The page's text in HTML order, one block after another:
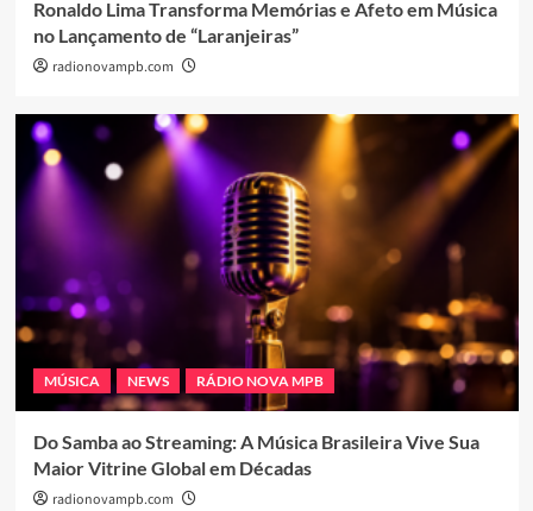
Ronaldo Lima Transforma Memórias e Afeto em Música
no Lançamento de “Laranjeiras”
radionovampb.com
MÚSICA NEWS RÁDIO NOVA MPB
Do Samba ao Streaming: A Música Brasileira Vive Sua
Maior Vitrine Global em Décadas
radionovampb.com